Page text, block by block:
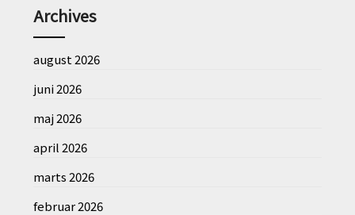
Archives
august 2026
juni 2026
maj 2026
april 2026
marts 2026
februar 2026